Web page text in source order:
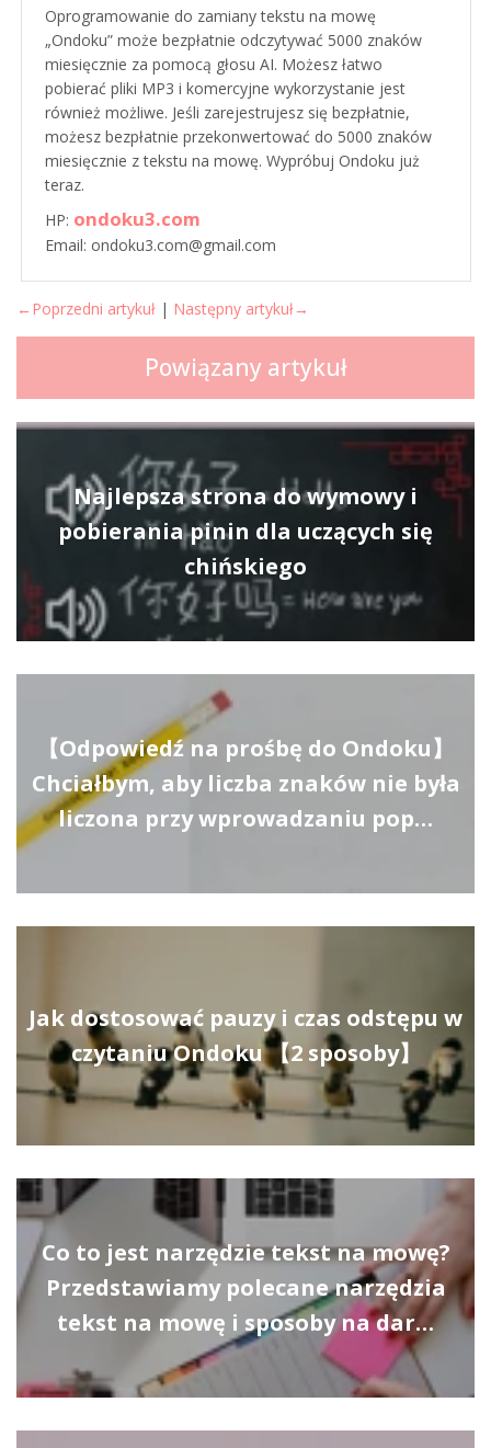
Oprogramowanie do zamiany tekstu na mowę
„Ondoku” może bezpłatnie odczytywać 5000 znaków
miesięcznie za pomocą głosu AI. Możesz łatwo
pobierać pliki MP3 i komercyjne wykorzystanie jest
również możliwe. Jeśli zarejestrujesz się bezpłatnie,
możesz bezpłatnie przekonwertować do 5000 znaków
miesięcznie z tekstu na mowę. Wypróbuj Ondoku już
teraz.
HP: ondoku3.com
Email: ondoku3.com@gmail.com
←Poprzedni artykuł | Następny artykuł→
Powiązany artykuł
Najlepsza strona do wymowy i
pobierania pinin dla uczących się
chińskiego
【Odpowiedź na prośbę do Ondoku】
Chciałbym, aby liczba znaków nie była
liczona przy wprowadzaniu pop…
Jak dostosować pauzy i czas odstępu w
czytaniu Ondoku 【2 sposoby】
Co to jest narzędzie tekst na mowę?
Przedstawiamy polecane narzędzia
tekst na mowę i sposoby na dar…